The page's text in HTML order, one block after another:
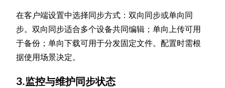
在客户端设置中选择同步方式：双向同步或单向同
步。双向同步适合多个设备共同编辑；单向上传可用
于备份；单向下载可用于分发固定文件。配置时需根
据使用场景决定。
3.监控与维护同步状态